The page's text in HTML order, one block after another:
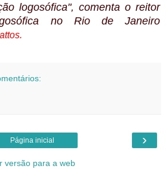
logosófica", comenta o reitor
no Rio de Janeiro
›
Página inicial
versão para a web